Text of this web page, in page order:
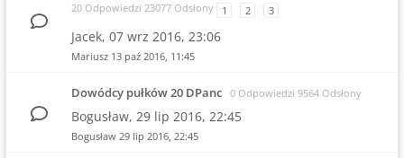
20 Odpowiedzi 23077 Odsłony 1 2 3
Jacek, 07 wrz 2016, 23:06
Mariusz 13 paź 2016, 11:45
Dowódcy pułków 20 DPanc 0 Odpowiedzi 9564 Odsłony
Bogusław, 29 lip 2016, 22:45
Bogusław 29 lip 2016, 22:45